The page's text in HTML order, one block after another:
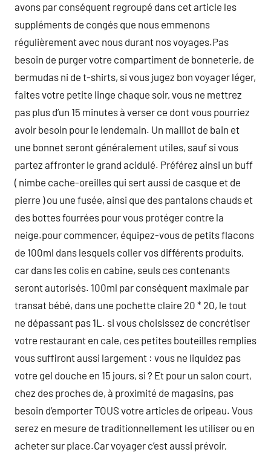
avons par conséquent regroupé dans cet article les
suppléments de congés que nous emmenons
régulièrement avec nous durant nos voyages.Pas
besoin de purger votre compartiment de bonneterie, de
bermudas ni de t-shirts, si vous jugez bon voyager léger,
faites votre petite linge chaque soir, vous ne mettrez
pas plus d’un 15 minutes à verser ce dont vous pourriez
avoir besoin pour le lendemain. Un maillot de bain et
une bonnet seront généralement utiles, sauf si vous
partez affronter le grand acidulé. Préférez ainsi un buff
( nimbe cache-oreilles qui sert aussi de casque et de
pierre ) ou une fusée, ainsi que des pantalons chauds et
des bottes fourrées pour vous protéger contre la
neige.pour commencer, équipez-vous de petits flacons
de 100ml dans lesquels coller vos différents produits,
car dans les colis en cabine, seuls ces contenants
seront autorisés. 100ml par conséquent maximale par
transat bébé, dans une pochette claire 20 * 20, le tout
ne dépassant pas 1L. si vous choisissez de concrétiser
votre restaurant en cale, ces petites bouteilles remplies
vous suffiront aussi largement : vous ne liquidez pas
votre gel douche en 15 jours, si ? Et pour un salon court,
chez des proches de, à proximité de magasins, pas
besoin d’emporter TOUS votre articles de oripeau. Vous
serez en mesure de traditionnellement les utiliser ou en
acheter sur place.Car voyager c’est aussi prévoir,